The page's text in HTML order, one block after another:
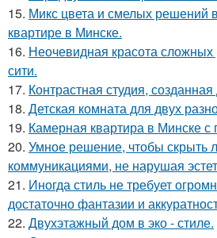
15. Микс цвета и смелых решений
квартире в Минске.
16. Неочевидная красота
сити.
17. Контрастная студия,
18. Детская комната для двух
19. Камерная квартира в Минске с
20. Умное решение, чтобы скрыть
коммуникациями, не нарушая
21. Иногда стиль не требует
достаточно фантазии и
22. Двухэтажный дом в эко - стиле.